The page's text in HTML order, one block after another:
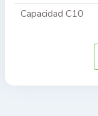
Capacidad C10